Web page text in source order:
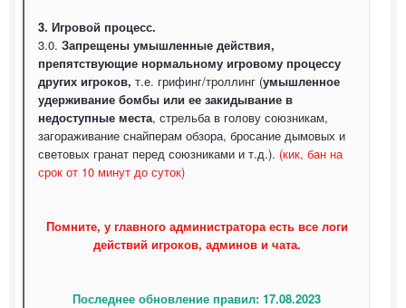
3. Игровой процесс.
3.0. Запрещены умышленные действия,
препятствующие нормальному игровому процессу
других игроков, т.е. грифинг/троллинг (умышленное
удерживание бомбы или ее закидывание в
недоступные места, стрельба в голову союзникам,
загораживание снайперам обзора, бросание дымовых и
световых гранат перед союзниками и т.д.). (кик, бан на
срок от 10 минут до суток)
Помните, у главного администратора есть все логи
действий игроков, админов и чата.
Последнее обновление правил: 17.08.2023